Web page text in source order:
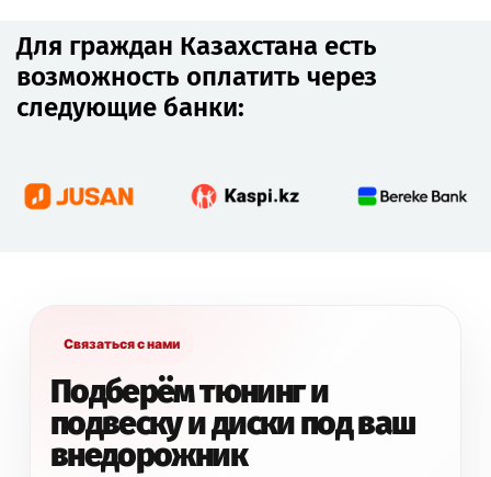
Для граждан Казахстана есть
возможность оплатить через
следующие банки:
Связаться с нами
Подберём тюнинг и
подвеску и диски под ваш
внедорожник